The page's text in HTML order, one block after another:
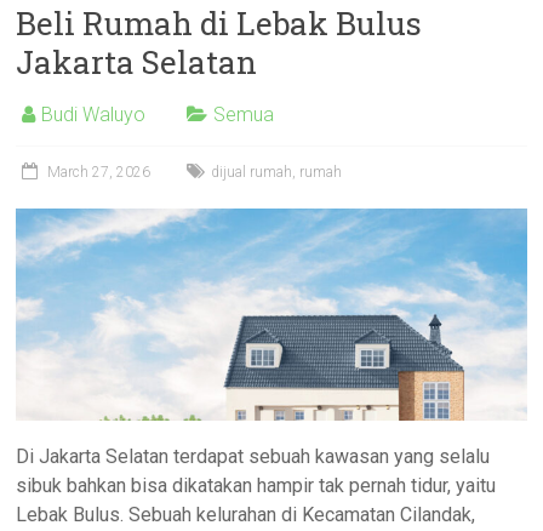
Beli Rumah di Lebak Bulus
Jakarta Selatan
Budi Waluyo Semua
March 27, 2026 dijual rumah rumah
Di Jakarta Selatan terdapat sebuah kawasan yang selalu
sibuk bahkan bisa dikatakan hampir tak pernah tidur, yaitu
Lebak Bulus. Sebuah kelurahan di Kecamatan Cilandak,